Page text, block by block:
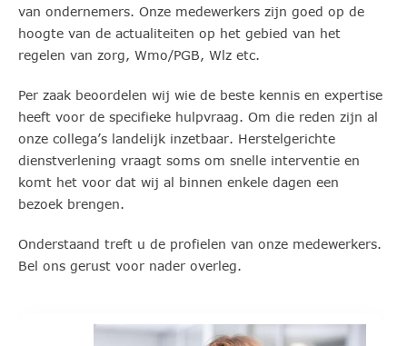
van ondernemers. Onze medewerkers zijn goed op de
hoogte van de actualiteiten op het gebied van het
regelen van zorg, Wmo/PGB, Wlz etc.
Per zaak beoordelen wij wie de beste kennis en expertise
heeft voor de specifieke hulpvraag. Om die reden zijn al
onze collega’s landelijk inzetbaar. Herstelgerichte
dienstverlening vraagt soms om snelle interventie en
komt het voor dat wij al binnen enkele dagen een
bezoek brengen.
Onderstaand treft u de profielen van onze medewerkers.
Bel ons gerust voor nader overleg.